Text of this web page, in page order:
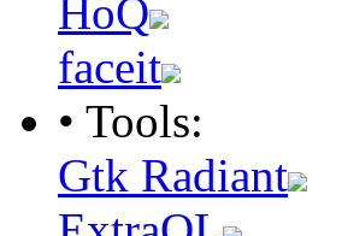
HoQ
faceit
• Tools:
Gtk Radiant